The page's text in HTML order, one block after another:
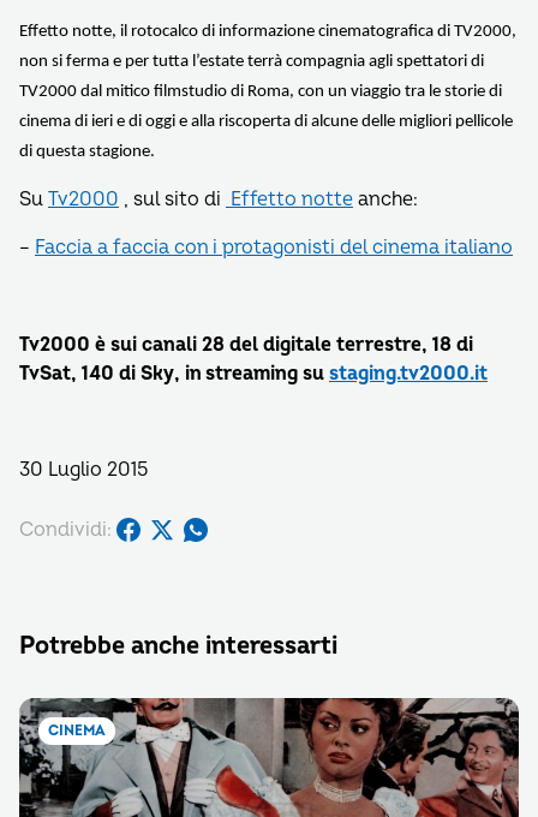
Effetto notte, il rotocalco di informazione cinematografica di TV2000,
non si ferma e per tutta l’estate terrà compagnia agli spettatori di
TV2000 dal mitico filmstudio di Roma, con un viaggio tra le storie di
cinema di ieri e di oggi e alla riscoperta di alcune delle migliori pellicole
di questa stagione.
Su Tv2000 , sul sito di Effetto notte anche:
– Faccia a faccia con i protagonisti del cinema italiano
Tv2000 è sui canali 28 del digitale terrestre, 18 di
TvSat, 140 di Sky, in streaming su staging.tv2000.it
30 Luglio 2015
Condividi:
Potrebbe anche interessarti
CINEMA